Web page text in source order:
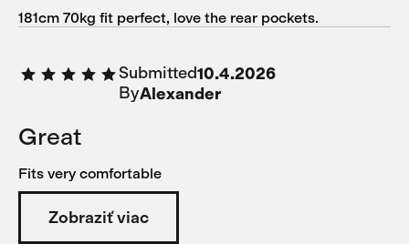
181cm 70kg fit perfect, love the rear pockets.
Submitted10.4.2026
ByAlexander
Great
Fits very comfortable
Zobraziť viac